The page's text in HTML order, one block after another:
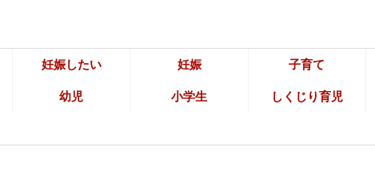
妊娠したい 妊娠 子育て
幼児 小学生 しくじり育児